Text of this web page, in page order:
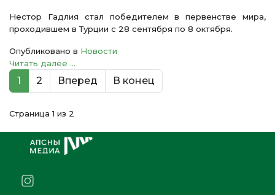
Нестор Гадлия стал победителем в первенстве мира,
проходившем в Турции с 28 сентября по 8 октября.
Опубликовано в Новости
Читать далее ...
1 2 Вперед В конец
Страница 1 из 2